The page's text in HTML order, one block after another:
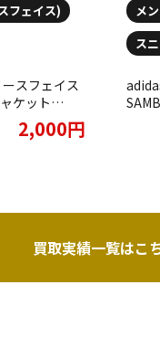
フェイス)
スフェイス
ケット
ックをお買取
2,000円
メ
ス
買取実績一覧はこ